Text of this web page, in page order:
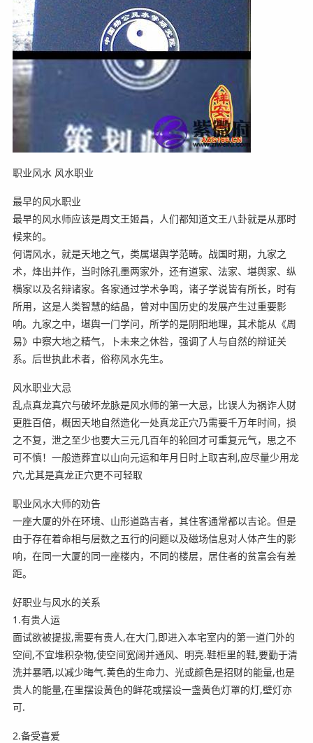
职业风水 风水职业
最早的风水职业
最早的风水师应该是周文王姬昌，人们都知道文王八卦就是从那时
候来的。
何谓风水，就是天地之气，类属堪舆学范畴。战国时期，九家之
术，烽出并作，当时除孔墨两家外，还有道家、法家、堪舆家、纵
横家以及名辩诸家。各家通过学术争鸣，诸子学说皆有所长，时有
所用，这是人类智慧的结晶，曾对中国历史的发展产生过重要影
响。九家之中，堪舆一门学问，所学的是阴阳地理，其术能从《周
易》中察大地之精气，卜未来之休咎，强调了人与自然的辩证关
系。后世执此术者，俗称风水先生。
风水职业大忌
乱点真龙真穴与破坏龙脉是风水师的第一大忌，比误人为祸诈人财
更胜百倍，概因天地自然造化一处真龙正穴乃需要千万年时间，损
之不复，泄之至少也要大三元几百年的轮回才可重复元气，思之不
可不慎！一般造葬宜以山向元运和年月日时上取吉利,应尽量少用龙
穴,尤其是真龙正穴更不可轻取
职业风水大师的劝告
一座大厦的外在环境、山形道路吉者，其住客通常都以吉论。但是
由于存在着命相与层数之五行的问题以及磁场信息对人体产生的影
响，在同一大厦的同一座楼内，不同的楼层，居住者的贫富会有差
距。
好职业与风水的关系
1.有贵人运
面试欲被提拔,需要有贵人,在大门,即进入本宅室内的第一道门外的
空间,不宜堆积杂物,使空间宽阔并通风、明亮.鞋柜里的鞋,要勤于清
洗并暴晒,以减少晦气.黄色的生命力、光或颜色是招财的能量,也是
贵人的能量,在里摆设黄色的鲜花或摆设一盏黄色灯罩的灯,壁灯亦
可.
2.备受喜爱